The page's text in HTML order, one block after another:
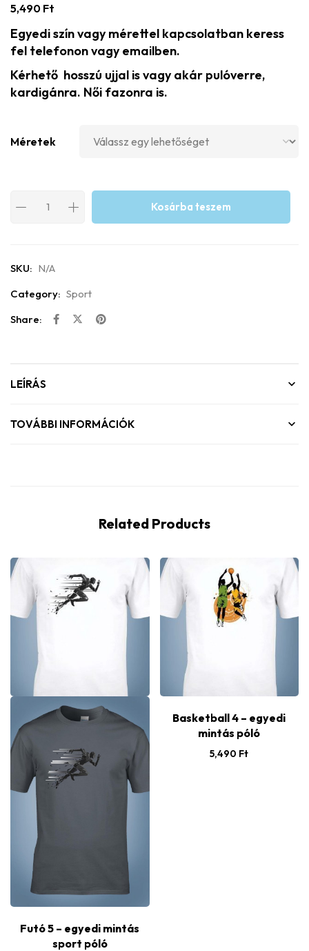
5,490 Ft
Egyedi szín vagy mérettel kapcsolatban keress
fel telefonon vagy emailben.
Kérhető hosszú ujjal is vagy akár pulóverre,
kardigánra. Női fazonra is.
Méretek
Kosárba teszem
SKU: N/A
Category: Sport
Share:
LEÍRÁS
TOVÁBBI INFORMÁCIÓK
Related Products
Futó 5 – egyedi mintás
sport póló
Basketball 4 – egyedi
mintás póló
5,490 Ft